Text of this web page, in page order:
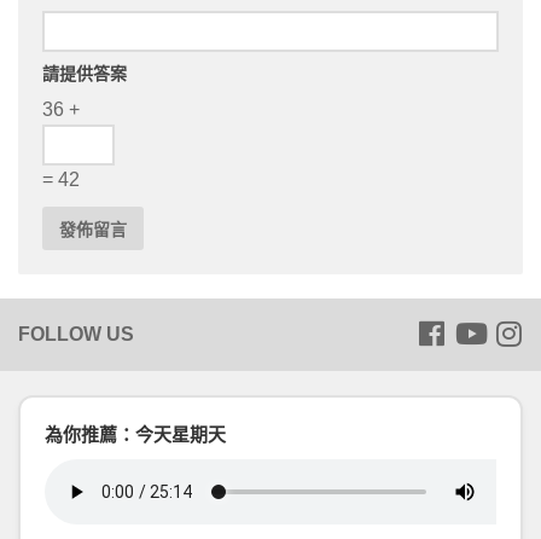
請提供答案
36 +
= 42
為你推薦：今天星期天